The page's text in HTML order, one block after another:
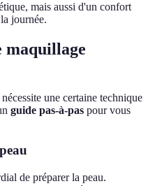
mais aussi d'un confort
journée.
maquillage
une certaine technique
guide pas-à-pas pour vous
de préparer la peau.